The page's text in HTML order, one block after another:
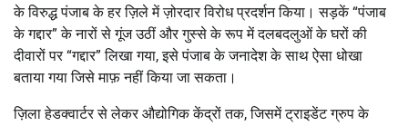
के विरुद्ध पंजाब के हर ज़िले में ज़ोरदार विरोध प्रदर्शन किया। सड़कें “पंजाब
के गद्दार” के नारों से गूंज उठीं और गुस्से के रूप में दलबदलुओं के घरों की
दीवारों पर “गद्दार” लिखा गया, इसे पंजाब के जनादेश के साथ ऐसा धोखा
बताया गया जिसे माफ़ नहीं किया जा सकता।
ज़िला हेडक्वार्टर से लेकर औद्योगिक केंद्रों तक, जिसमें ट्राइडेंट ग्रुप के